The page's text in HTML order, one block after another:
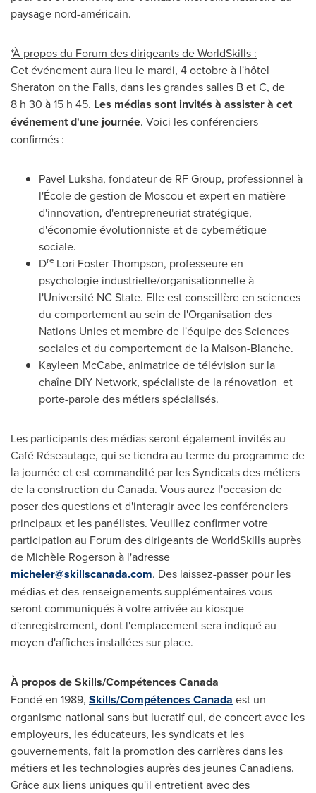
paysage nord-américain.
*À propos du Forum des dirigeants de WorldSkills :
Cet événement aura lieu le mardi, 4 octobre à l'hôtel
Sheraton on the Falls, dans les grandes salles B et C, de
8 h 30 à 15 h 45. Les médias sont invités à assister à cet
événement d'une journée. Voici les conférenciers
confirmés :
Pavel Luksha, fondateur de RF Group, professionnel à
l'École de gestion de Moscou et expert en matière
d'innovation, d'entrepreneuriat stratégique,
d'économie évolutionniste et de cybernétique
sociale.
Dre Lori Foster Thompson, professeure en
psychologie industrielle/organisationnelle à
l'Université NC State. Elle est conseillère en sciences
du comportement au sein de l'Organisation des
Nations Unies et membre de l'équipe des Sciences
sociales et du comportement de la Maison-Blanche.
Kayleen McCabe, animatrice de télévision sur la
chaîne DIY Network, spécialiste de la rénovation et
porte-parole des métiers spécialisés.
Les participants des médias seront également invités au
Café Réseautage, qui se tiendra au terme du programme de
la journée et est commandité par les Syndicats des métiers
de la construction du Canada. Vous aurez l'occasion de
poser des questions et d'interagir avec les conférenciers
principaux et les panélistes. Veuillez confirmer votre
participation au Forum des dirigeants de WorldSkills auprès
de Michèle Rogerson à l'adresse
micheler@skillscanada.com. Des laissez-passer pour les
médias et des renseignements supplémentaires vous
seront communiqués à votre arrivée au kiosque
d'enregistrement, dont l'emplacement sera indiqué au
moyen d'affiches installées sur place.
À propos de Skills/Compétences Canada
Fondé en 1989, Skills/Compétences Canada est un
organisme national sans but lucratif qui, de concert avec les
employeurs, les éducateurs, les syndicats et les
gouvernements, fait la promotion des carrières dans les
métiers et les technologies auprès des jeunes Canadiens.
Grâce aux liens uniques qu'il entretient avec des